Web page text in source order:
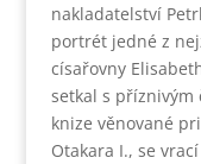
nakladatelství
portrét jedné z
císařovny
setkal s příznivým
knize věnované
Otakara I., se